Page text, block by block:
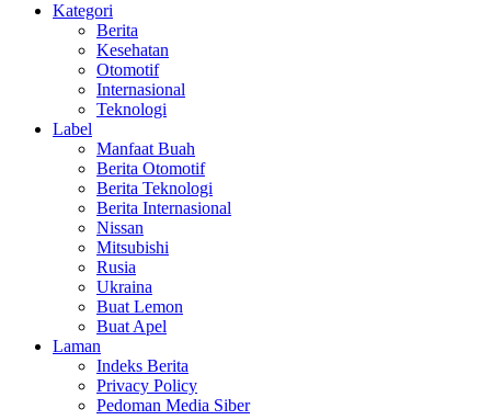
Kategori
Berita
Kesehatan
Otomotif
Internasional
Teknologi
Label
Manfaat Buah
Berita Otomotif
Berita Teknologi
Berita Internasional
Nissan
Mitsubishi
Rusia
Ukraina
Buat Lemon
Buat Apel
Laman
Indeks Berita
Privacy Policy
Pedoman Media Siber